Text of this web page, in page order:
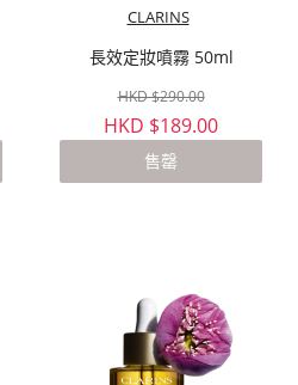
CLARINS
長效定妝噴霧 50ml
HKD $290.00
HKD $189.00
售罄